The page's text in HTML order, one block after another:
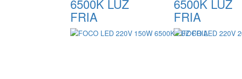
6500K LUZ
FRIA
6500K LUZ
FRIA